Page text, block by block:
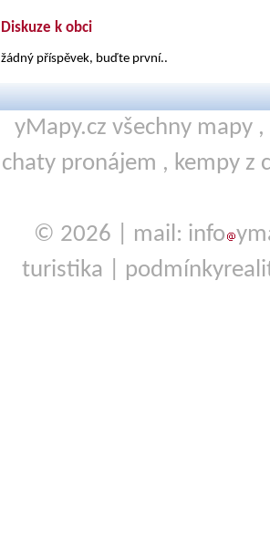
Diskuze k obci
žádný příspěvek, buďte první..
yMapy.cz všechny mapy ,
chaty pronájem , kempy z
© 2026 | mail: info
turistika
podmínky